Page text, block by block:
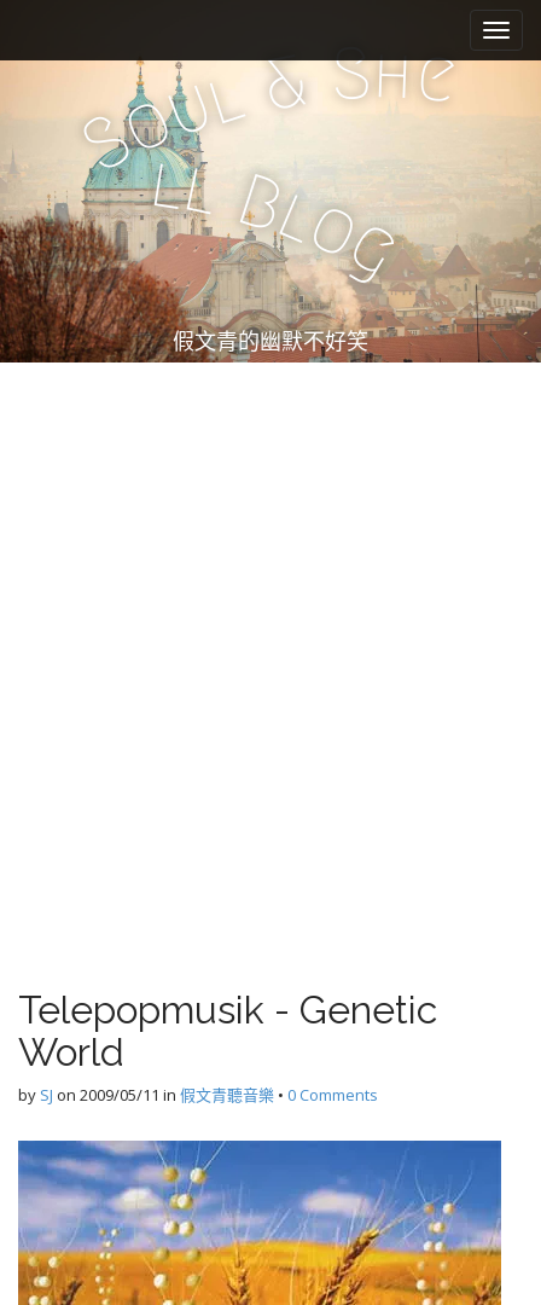
e
n
u
i
c
n
t
e
n
t
S
oul&She
ll Blog
假文青的幽默不好笑
Telepopmusik - Genetic
World
by SJ on 2009/05/11 in 假文青聽音樂 • 0 Comments